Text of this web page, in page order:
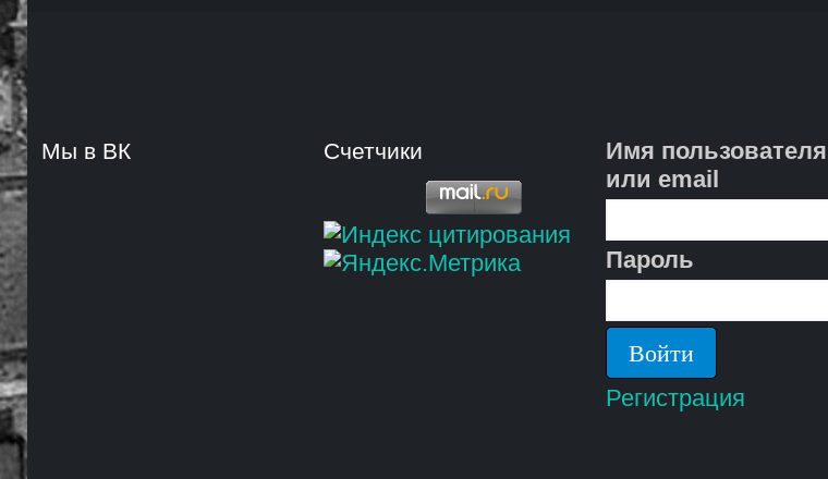
Мы в ВК Счетчики
Имя пользователя
или email
Пароль
Регистрация